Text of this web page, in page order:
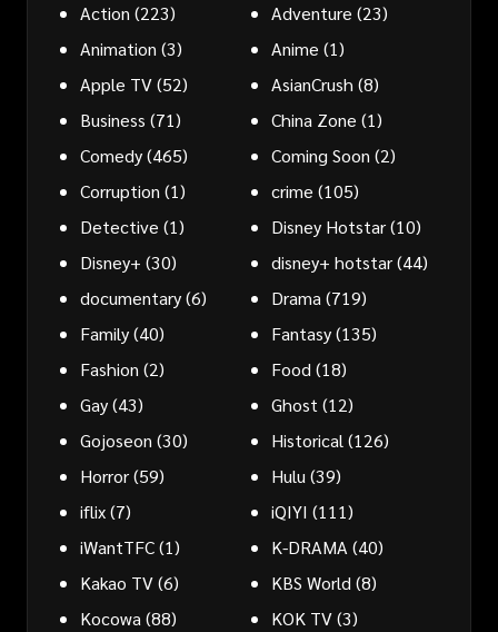
Action (223) Adventure (23)
Animation (3) Anime (1)
Apple TV(52) AsianCrush (8)
Business (71) China Zone (1)
Comedy(465) Coming Soon (2)
Corruption (1) crime (105)
Detective (1) Disney Hotstar(10)
Disney+ (30) disney+ hotstar(44)
documentary(6) Drama (719)
Family(40) Fantasy(135)
Fashion (2) Food (18)
Gay(43) Ghost (12)
Gojoseon (30) Historical (126)
Horror(59) Hulu (39)
iflix(7) iQIYI (111)
iWantTFC(1) K-DRAMA (40)
Kakao TV(6) KBS World (8)
Kocowa (88) KOK TV(3)